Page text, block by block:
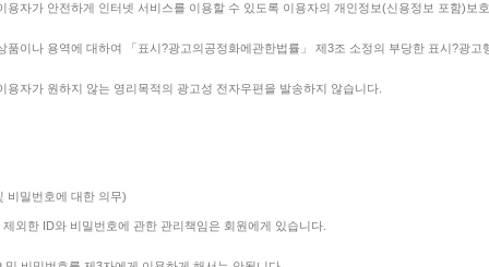
용자가 안전하게 인터넷 서비스를 이용할 수 있도록 이용자의 개인정보(신용정보 포함)보
품이나 용역에 대하여 「표시?광고의공정화에관한법률」 제3조 소정의 부당한 표시?광
용자가 원하지 않는 영리목적의 광고성 전자우편을 발송하지 않습니다.
비밀번호에 대한 의무)
외한 ID와 비밀번호에 관한 관리책임은 회원에게 있습니다.